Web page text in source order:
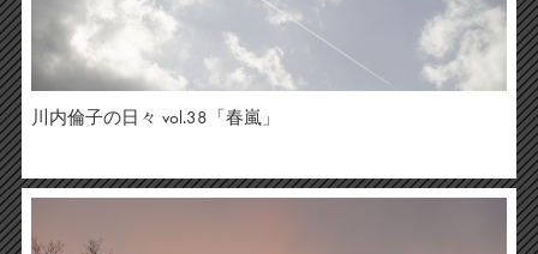
川内倫子の日々 vol.38「春嵐」